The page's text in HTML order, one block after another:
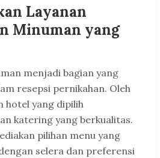
Layanan
Minuman yang
menjadi bagian yang
resepsi pernikahan. Oleh
hotel yang dipilih
katering yang berkualitas.
pilihan menu yang
selera dan preferensi